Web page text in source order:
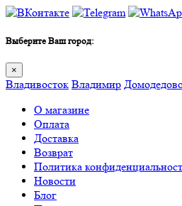
Выберите Ваш город:
×
Владивосток Владимир
О магазине
Оплата
Доставка
Возврат
Политика
Новости
Блог